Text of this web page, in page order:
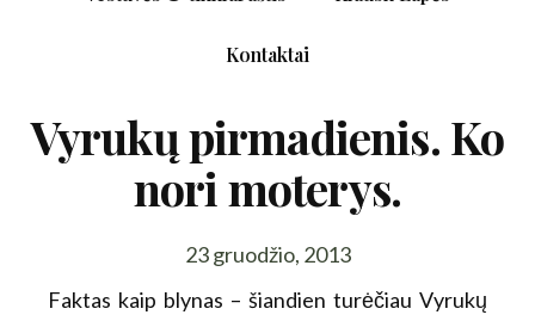
Kontaktai
Vyrukų pirmadienis. Ko
nori moterys.
23 gruodžio, 2013
Faktas kaip blynas – šiandien turėčiau Vyrukų